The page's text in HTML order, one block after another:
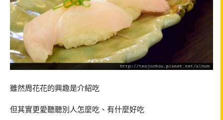
雖然周花花的興趣是介紹吃
但其實更愛聽聽別人怎麼吃、有什麼好吃